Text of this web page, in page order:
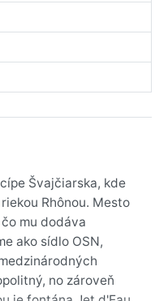
Švajčiarska, kde
Rhônou. Mesto
mu dodáva
ako sídlo OSN,
no zároveň